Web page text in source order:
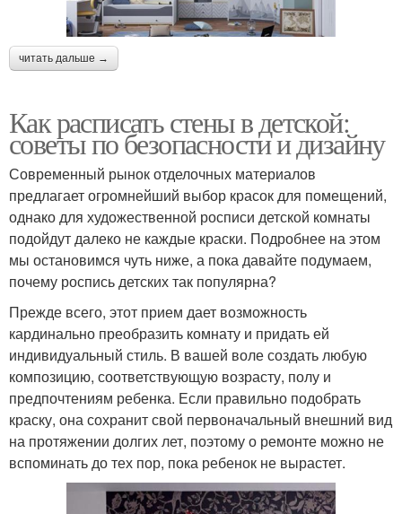
читать дальше →
Как расписать стены в детской:
советы по безопасности и дизайну
Современный рынок отделочных материалов
предлагает огромнейший выбор красок для помещений,
однако для художественной росписи детской комнаты
подойдут далеко не каждые краски. Подробнее на этом
мы остановимся чуть ниже, а пока давайте подумаем,
почему роспись детских так популярна?
Прежде всего, этот прием дает возможность
кардинально преобразить комнату и придать ей
индивидуальный стиль. В вашей воле создать любую
композицию, соответствующую возрасту, полу и
предпочтениям ребенка. Если правильно подобрать
краску, она сохранит свой первоначальный внешний вид
на протяжении долгих лет, поэтому о ремонте можно не
вспоминать до тех пор, пока ребенок не вырастет.